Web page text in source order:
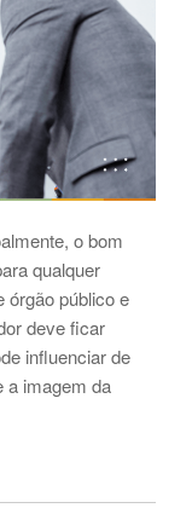
o bom
qualquer
órgão público e
deve ficar
influenciar de
a imagem da